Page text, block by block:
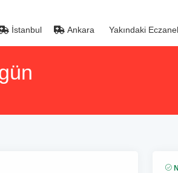
İstanbul Ankara Yakındaki